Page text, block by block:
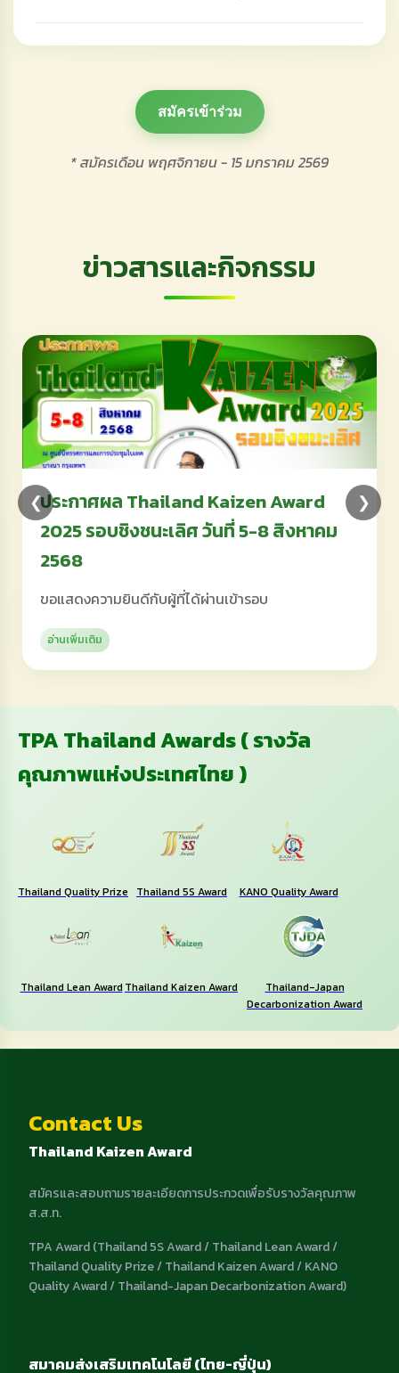
สมัครเข้าร่วม
* สมัครเดือน พฤศจิกายน - 15 มกราคม 2569
ข่าวสารและกิจกรรม
❮ ❯
ประกาศผล Thailand Kaizen Award
2025 รอบชิงชนะเลิศ วันที่ 5-8 สิงหาคม
2568
ขอแสดงความยินดีกับผู้ที่ได้ผ่านเข้ารอบ
อ่านเพิ่มเติม
TPA Thailand Awards ( รางวัล
คุณภาพแห่งประเทศไทย )
Thailand Quality Prize Thailand 5S Award KANO Quality Award
Thailand Lean Award Thailand Kaizen Award
Thailand-Japan
Decarbonization Award
Contact Us
Thailand Kaizen Award
สมัครและสอบถามรายละเอียดการประกวดเพื่อรับรางวัลคุณภาพ
ส.ส.ท.
TPA Award (Thailand 5S Award / Thailand Lean Award /
Thailand Quality Prize / Thailand Kaizen Award / KANO
Quality Award / Thailand-Japan Decarbonization Award)
สมาคมส่งเสริมเทคโนโลยี (ไทย-ญี่ปุ่น)